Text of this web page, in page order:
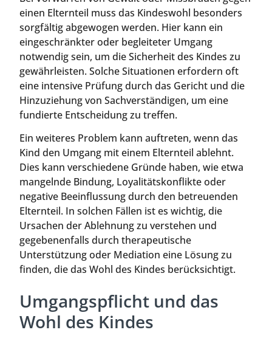
einen Elternteil muss das Kindeswohl besonders
sorgfältig abgewogen werden. Hier kann ein
eingeschränkter oder begleiteter Umgang
notwendig sein, um die Sicherheit des Kindes zu
gewährleisten. Solche Situationen erfordern oft
eine intensive Prüfung durch das Gericht und die
Hinzuziehung von Sachverständigen, um eine
fundierte Entscheidung zu treffen.
Ein weiteres Problem kann auftreten, wenn das
Kind den Umgang mit einem Elternteil ablehnt.
Dies kann verschiedene Gründe haben, wie etwa
mangelnde Bindung, Loyalitätskonflikte oder
negative Beeinflussung durch den betreuenden
Elternteil. In solchen Fällen ist es wichtig, die
Ursachen der Ablehnung zu verstehen und
gegebenenfalls durch therapeutische
Unterstützung oder Mediation eine Lösung zu
finden, die das Wohl des Kindes berücksichtigt.
Umgangspflicht und das
Wohl des Kindes